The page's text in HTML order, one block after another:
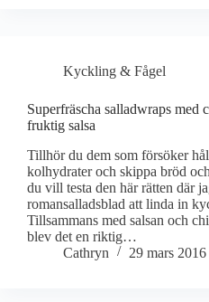
Kyckling & Fågel
Superfräscha salladwraps med
fruktig salsa
Tillhör du dem som försöker
kolhydrater och skippa bröd
du vill testa den här rätten där
romansalladsblad att linda in
Tillsammans med salsan och
blev det en riktig…
Cathryn
29 mars 2016